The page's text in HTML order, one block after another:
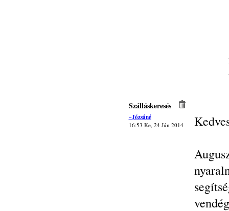
Szálláskeresés
~Józsáné
16:53 Ke, 24 Jún 2014